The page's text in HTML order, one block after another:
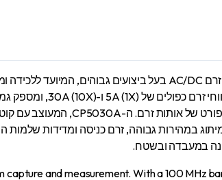
and measurement. With a 100 MHz